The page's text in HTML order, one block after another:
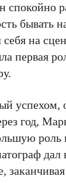
бывать
на
первая
успехом,
год,